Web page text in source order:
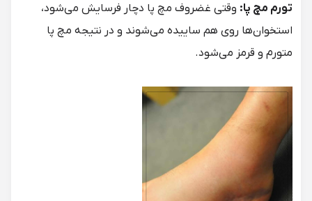
تورم مچ پا: وقتی غضروف مچ پا دچار فرسایش می‌شود،
استخوان‌ها روی هم ساییده می‌شوند و در نتیجه مچ پا
متورم و قرمز می‌شود.